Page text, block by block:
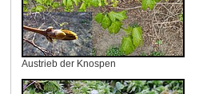
Austrieb der Knospen